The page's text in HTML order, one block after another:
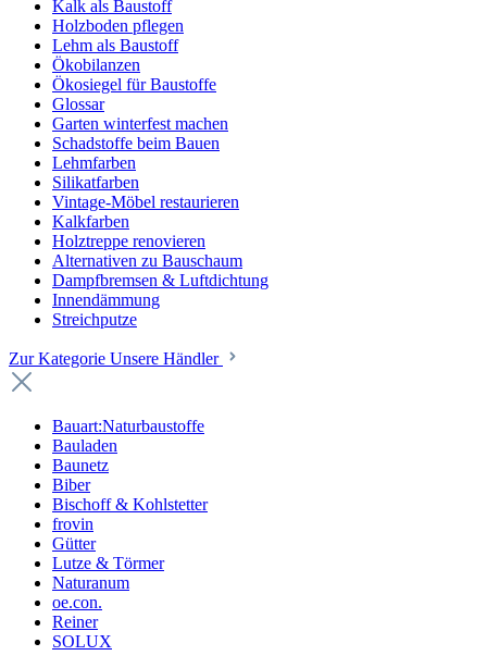
Kalk als Baustoff
Holzboden pflegen
Lehm als Baustoff
Ökobilanzen
Ökosiegel für Baustoffe
Glossar
Garten winterfest machen
Schadstoffe beim Bauen
Lehmfarben
Silikatfarben
Vintage-Möbel restaurieren
Kalkfarben
Holztreppe renovieren
Alternativen zu Bauschaum
Dampfbremsen & Luftdichtung
Innendämmung
Streichputze
Zur Kategorie Unsere Händler
Bauart:Naturbaustoffe
Bauladen
Baunetz
Biber
Bischoff & Kohlstetter
frovin
Gütter
Lutze & Törmer
Naturanum
oe.con.
Reiner
SOLUX